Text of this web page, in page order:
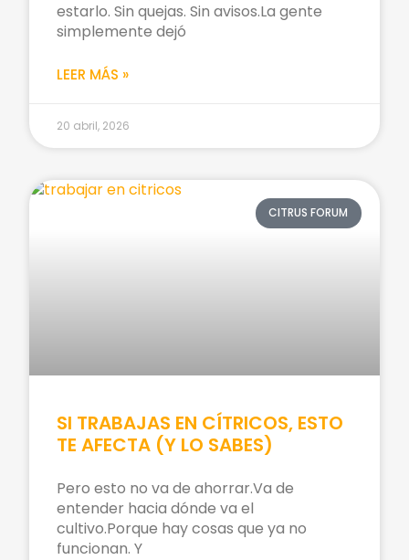
estarlo. Sin quejas. Sin avisos.La gente
simplemente dejó
LEER MÁS »
20 abril, 2026
CITRUS FORUM
SI TRABAJAS EN CÍTRICOS, ESTO
TE AFECTA (Y LO SABES)
Pero esto no va de ahorrar.Va de
entender hacia dónde va el
cultivo.Porque hay cosas que ya no
funcionan. Y